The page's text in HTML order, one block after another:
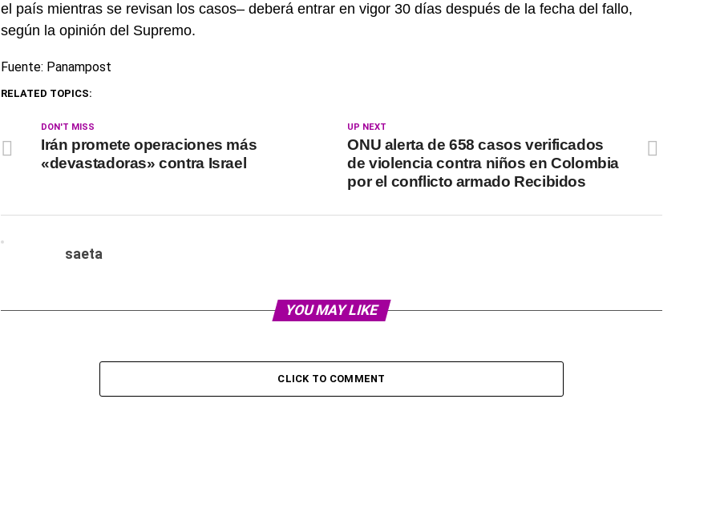
el país mientras se revisan los casos– deberá entrar en vigor 30 días después de la fecha del fallo,
según la opinión del Supremo.
Fuente: Panampost
RELATED TOPICS:
UP NEXT
ONU alerta de 658 casos verificados
de violencia contra niños en Colombia
por el conflicto armado Recibidos
DON'T MISS
Irán promete operaciones más
«devastadoras» contra Israel
saeta
YOU MAY LIKE
CLICK TO COMMENT